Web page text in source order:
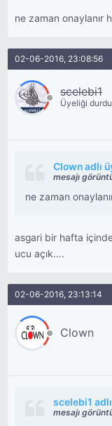
ne zaman onaylanır
02-06-2016, 23:08:56
scelebi1
Üyeliği
Clown adlı
mesajı
ne zaman
asgari bir hafta
ucu açık....
02-06-2016, 23:13:14
Clown
scelebi1
mesajı